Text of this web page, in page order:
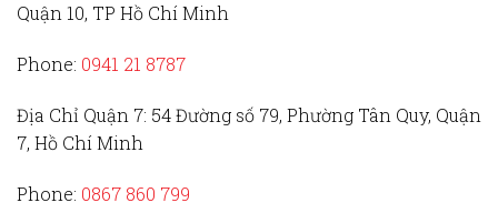
Quận 10, TP Hồ Chí Minh
Phone: 0941 21 8787
Địa Chỉ Quận 7: 54 Đường số 79, Phường Tân Quy, Quận
7, Hồ Chí Minh
Phone: 0867 860 799